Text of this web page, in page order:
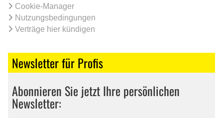
Cookie-Manager
Nutzungsbedingungen
Verträge hier kündigen
Newsletter für Profis
Abonnieren Sie jetzt Ihre persönlichen
Newsletter: